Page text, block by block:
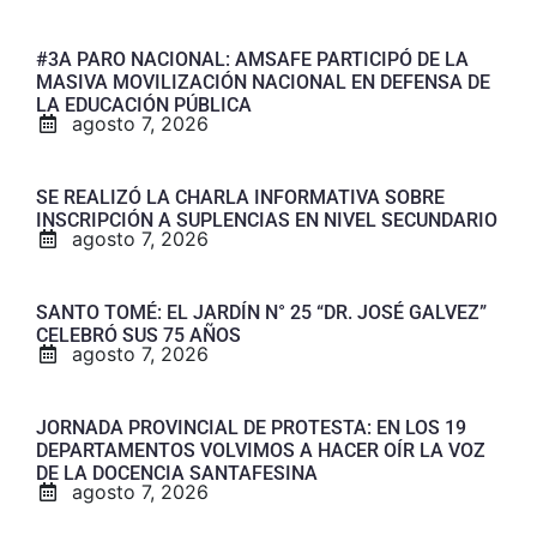
#3A PARO NACIONAL: AMSAFE PARTICIPÓ DE LA
MASIVA MOVILIZACIÓN NACIONAL EN DEFENSA DE
LA EDUCACIÓN PÚBLICA
agosto 7, 2026
SE REALIZÓ LA CHARLA INFORMATIVA SOBRE
INSCRIPCIÓN A SUPLENCIAS EN NIVEL SECUNDARIO
agosto 7, 2026
SANTO TOMÉ: EL JARDÍN N° 25 “DR. JOSÉ GALVEZ”
CELEBRÓ SUS 75 AÑOS
agosto 7, 2026
JORNADA PROVINCIAL DE PROTESTA: EN LOS 19
DEPARTAMENTOS VOLVIMOS A HACER OÍR LA VOZ
DE LA DOCENCIA SANTAFESINA
agosto 7, 2026